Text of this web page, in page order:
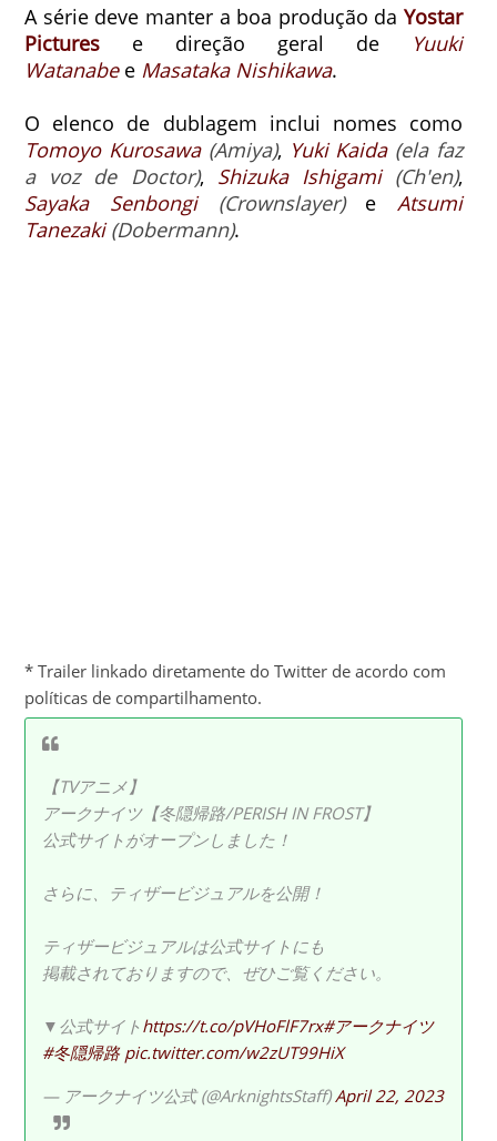
A série deve manter a boa produção da Yostar
Pictures e direção geral de
Yuuki
Watanabee Masataka Nishikawa.
O elenco de dublagem inclui nomes como
Tomoyo Kurosawa (Amiya), Yuki Kaida (ela faz
a voz de Doctor), Shizuka Ishigami (Ch'en),
Sayaka Senbongi
(Crownslayer)eAtsumi
Tanezaki (Dobermann).
* Trailer linkado diretamente do Twitter de acordo com
políticas de compartilhamento.
【TVアニメ】
アークナイツ【冬隠帰路/PERISH IN FROST】
公式サイトがオープンしました！
さらに、ティザービジュアルを公開！
ティザービジュアルは公式サイトにも
掲載されておりますので、ぜひご覧ください。
▼公式サイト https://t.co/pVHoFlF7rx#アークナイツ
#冬隠帰路 pic.twitter.com/w2zUT99HiX
— アークナイツ公式 (@ArknightsStaff)April 22, 2023